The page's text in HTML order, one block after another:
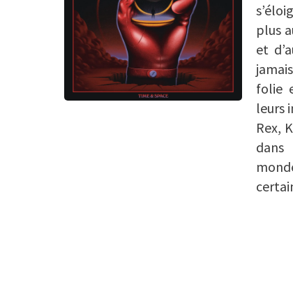
plus
et
folie
leurs
Rex,
dans